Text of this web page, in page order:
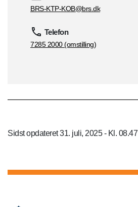
BRS-KTP-KOB@brs.dk
Telefon
7285 2000 (omstilling)
Sidst opdateret 31. juli, 2025 - Kl. 08.47